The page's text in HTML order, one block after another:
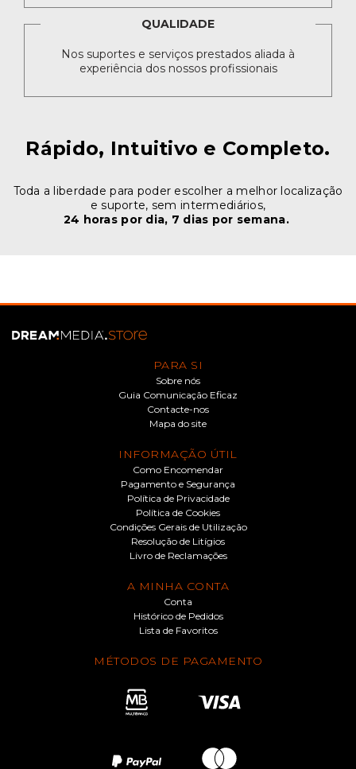
QUALIDADE
Nos suportes e serviços prestados aliada à
experiência dos nossos profissionais
Rápido, Intuitivo e Completo.
Toda a liberdade para poder escolher a melhor localização
e suporte, sem intermediários,
24 horas por dia, 7 dias por semana.
PARA SI
Sobre nós
Guia Comunicação Eficaz
Contacte-nos
Mapa do site
INFORMAÇÃO ÚTIL
Como Encomendar
Pagamento e Segurança
Política de Privacidade
Política de Cookies
Condições Gerais de Utilização
Resolução de Litígios
Livro de Reclamações
A MINHA CONTA
Conta
Histórico de Pedidos
Lista de Favoritos
MÉTODOS DE PAGAMENTO